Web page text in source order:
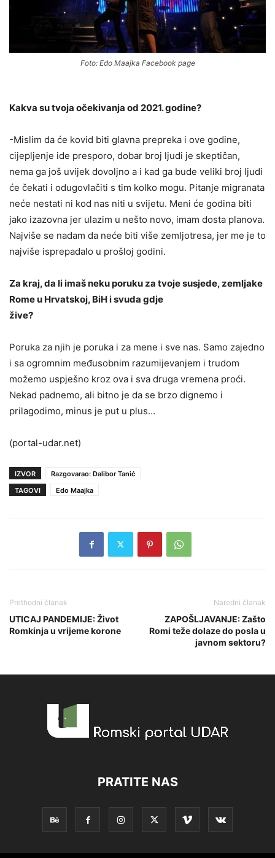
Foto: Edo Maajka Facebook page
Kakva su tvoja očekivanja od 2021. godine?
-Mislim da će kovid biti glavna prepreka i ove godine,
cijepljenje ide presporo, dobar broj ljudi je skeptičan,
nema ga još uvijek dovoljno a i kad ga bude veliki broj ljudi
će čekati i odugovlačiti s tim kolko mogu. Pitanje migranata
neće nestati ni kod nas niti u svijetu. Meni će godina biti
jako izazovna jer ulazim u nešto novo, imam dosta planova.
Najviše se nadam da neće biti više zemljotresa, jer me je to
najviše isprepadalo u prošloj godini.
Za kraj, da li imaš neku poruku za tvoje susjede, zemljake
Rome u Hrvatskoj, BiH i svuda gdje
žive?
Poruka za njih je poruka i za mene i sve nas. Samo zajedno
i sa ogromnim međusobnim razumijevanjem i trudom
možemo uspješno kroz ova i sva druga vremena proći.
Nekad padnemo, ali bitno je da se brzo dignemo i
prilagodimo, minus je put u plus…
(portal-udar.net)
IZVOR
Razgovarao: Dalibor Tanić
TAGOVI
Edo Maajka
Prethodni članak
UTICAJ PANDEMIJE: Život
Romkinja u vrijeme korone
Naredni članak
ZAPOŠLJAVANJE: Zašto
Romi teže dolaze do posla u
javnom sektoru?
PRATITE NAS